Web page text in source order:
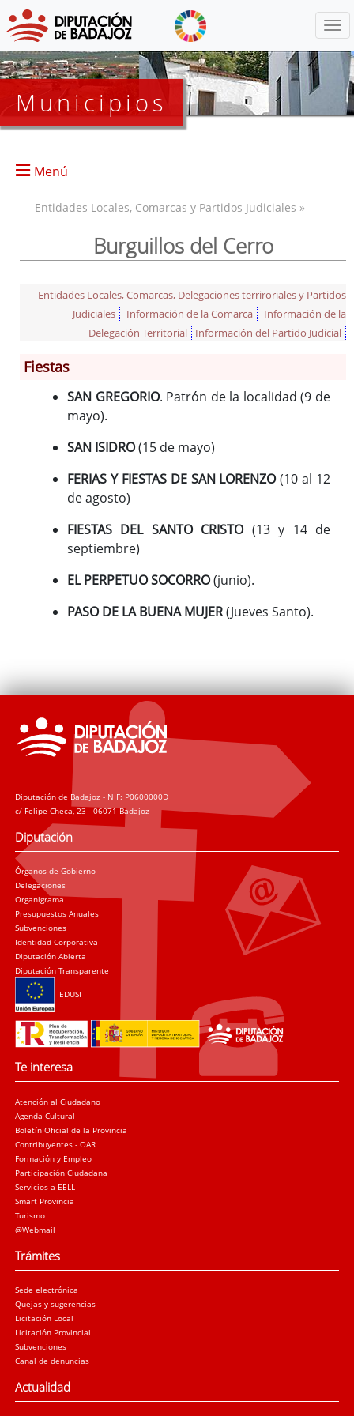
Municipios
Menú
Información General
Historia
Gastronomía
Fiestas
Turismo
Población
Archivo Municipal
Correo-e gratis
Entidades Locales, Comarcas y Partidos Judiciales »
Burguillos del Cerro
Entidades Locales, Comarcas, Delegaciones terriroriales y Partidos
Judiciales
Información de la Comarca
Información de la
Delegación Territorial
Información del Partido Judicial
Fiestas
SAN GREGORIO. Patrón de la localidad (9 de
mayo).
SAN ISIDRO(15 de mayo)
FERIAS Y FIESTAS DE SAN LORENZO(10 al 12
de agosto)
FIESTAS DEL SANTO CRISTO (13 y 14 de
septiembre)
EL PERPETUO SOCORRO(junio).
PASO DE LA BUENA MUJER(Jueves Santo).
Diputación de Badajoz - NIF: P0600000D
c/ Felipe Checa, 23 - 06071 Badajoz
Diputación
Órganos de Gobierno
Delegaciones
Organigrama
Presupuestos Anuales
Subvenciones
Identidad Corporativa
Diputación Abierta
Diputación Transparente
EDUSI
Te interesa
Atención al Ciudadano
Agenda Cultural
Boletín Oficial de la Provincia
Contribuyentes - OAR
Formación y Empleo
Participación Ciudadana
Servicios a EELL
Smart Provincia
Turismo
@Webmail
Trámites
Sede electrónica
Quejas y sugerencias
Licitación Local
Licitación Provincial
Subvenciones
Canal de denuncias
Actualidad